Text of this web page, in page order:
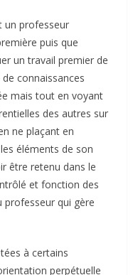
un professeur
puis que
un travail premier de
connaissances
mais tout en voyant
des autres sur
ne plaçant en
éléments de son
être retenu dans le
et fonction des
professeur qui gère
à certains
perpétuelle